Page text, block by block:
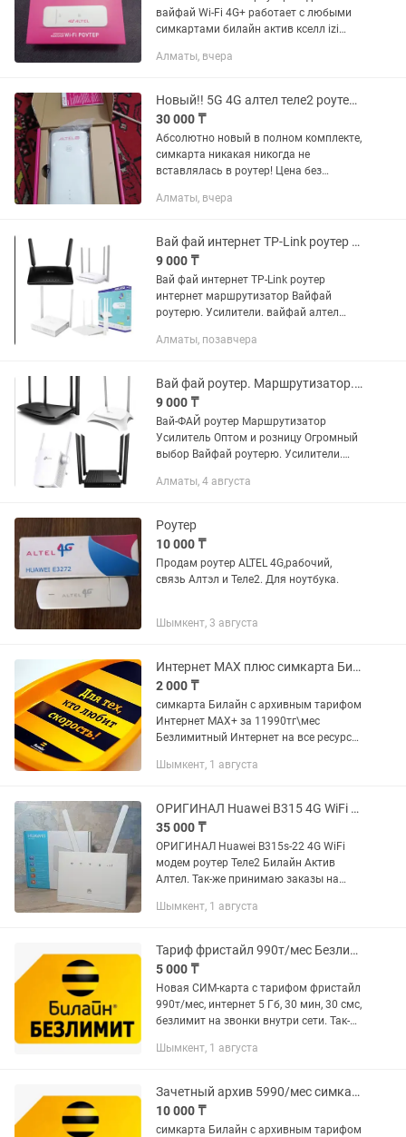
вайфай Wi-Fi 4G+ работает с любыми
симкартами билайн актив кселл izi
Раздает вайфай сразу на 8 устройств
Алматы, вчера
Новый!! 5G 4G алтел теле2 роутер модем вайфай
30 000 ₸
Абсолютно новый в полном комплекте,
симкарта никакая никогда не
вставлялась в роутер! Цена без
Алматы, вчера
Вай фай интернет TP-Link роутер интернет маршрутизатор Огромный выбор
9 000 ₸
Вай фай интернет TP-Link роутер
интернет маршрутизатор Вайфай
роутерю. Усилители. вайфай алтел
вайфай. большой вайфай. маленький
ВЫБОР...
Алматы, позавчера
Вай фай роутер. Маршрутизатор. Усилитель. Оптом и в розницу. Огромный выбор
9 000 ₸
Вай-ФАЙ роутер Маршрутизатор
Усилитель Оптом и розницу Огромный
выбор Вайфай роутерю. Усилители.
быстрый вайфай. большой вайфай.
Алматы, 4 августа
Роутер
10 000 ₸
Продам роутер ALTEL 4G,рабочий,
связь Алтэл и Теле2. Для ноутбука.
Шымкент, 3 августа
Интернет MAX плюс симкарта Билайн тариф для роутера
2 000 ₸
симкарта Билайн с архивным тарифом
Интернет MAX+ за 11990тг\мес
Безлимитный Интернет на все ресурсы
Подключайте свой мобильный номер
Шымкент, 1 августа
ОРИГИНАЛ Huawei B315 4G WiFi модем роутер Теле2 Билайн Актив Алтел
35 000 ₸
ОРИГИНАЛ Huawei B315s-22 4G WiFi
модем роутер Теле2 Билайн Актив
Алтел. Так-же принимаю заказы на
модемов 5G роутеров Кселл, Теле2,
Шымкент, 1 августа
Тариф фристайл 990т/мес Безлимитный Интернет новая симкарта Билайн
5 000 ₸
Новая СИМ-карта с тарифом фристайл
990т/мес, интернет 5 Гб, 30 мин, 30 смс,
безлимит на звонки внутри сети. Так-
разблокировку модемов роутеров
Шымкент, 1 августа
Зачетный архив 5990/мес симкарта Билайн безлимитный интернет
10 000 ₸
симкарта Билайн с архивным тарифом